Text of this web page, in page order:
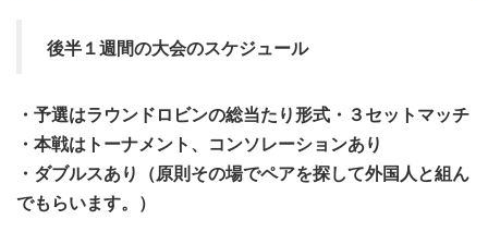
後半１週間の大会のスケジュール
・予選はラウンドロビンの総当たり形式・３セットマッチ
・本戦はトーナメント、コンソレーションあり
・ダブルスあり（原則その場でペアを探して外国人と組ん
でもらいます。）